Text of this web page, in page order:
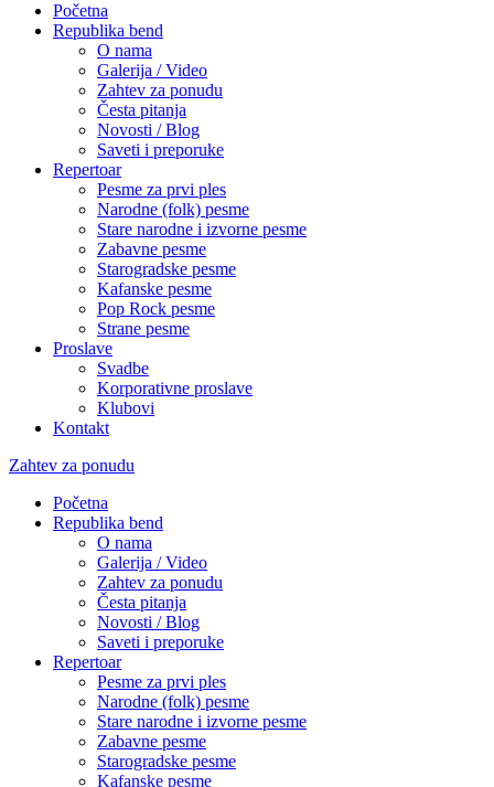
Početna
Republika bend
O nama
Galerija / Video
Zahtev za ponudu
Česta pitanja
Novosti / Blog
Saveti i preporuke
Repertoar
Pesme za prvi ples
Narodne (folk) pesme
Stare narodne i izvorne pesme
Zabavne pesme
Starogradske pesme
Kafanske pesme
Pop Rock pesme
Strane pesme
Proslave
Svadbe
Korporativne proslave
Klubovi
Kontakt
Zahtev za ponudu
Početna
Republika bend
O nama
Galerija / Video
Zahtev za ponudu
Česta pitanja
Novosti / Blog
Saveti i preporuke
Repertoar
Pesme za prvi ples
Narodne (folk) pesme
Stare narodne i izvorne pesme
Zabavne pesme
Starogradske pesme
Kafanske pesme